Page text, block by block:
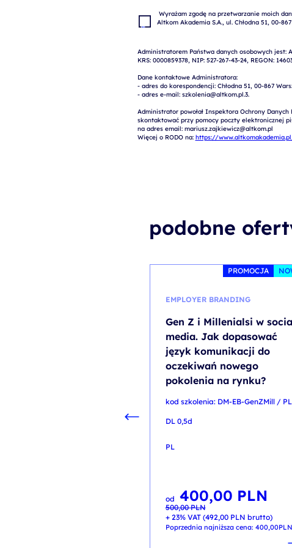
Administratorem Państwa danych osobowych jest:
KRS: 0000859378, NIP: 527-267-43-24, REGON:
Dane kontaktowe Administratora:
- adres do korespondencji: Chłodna 51, 00-867
- adres e-mail: szkolenia@altkom.pl.3.
Administrator powołał Inspektora Ochrony
skontaktować przy pomocy poczty elektronicznej
na adres email: mariusz.zajkiewicz@altkom.pl
Więcej o RODO na: https://
podobne
PROMOCJA
EMPLOYER BRANDING
Gen Z i Millenialsi w
media. Jak dopasować
język komunikacji do
oczekiwań nowego
pokolenia na rynku?
kod szkolenia: DM-EB-GenZMill / PL
DL 0,5d
PL
od
500,00PLN
Pierwotna
cena
wynosiła:
500,00 PLN.
400,00 PLN
Aktualna
cena
wynosi:
400,00 PLN.
+ 23% VAT (492,00 PLN brutto)
Poprzednia najniższa cena: 400,00PLN